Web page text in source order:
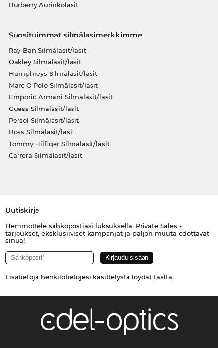
Burberry Aurinkolasit
Suosituimmat silmälasimerkkimme
Ray-Ban Silmälasit/lasit
Oakley Silmälasit/lasit
Humphreys Silmälasit/lasit
Marc O Polo Silmälasit/lasit
Emporio Armani Silmälasit/lasit
Guess Silmälasit/lasit
Persol Silmälasit/lasit
Boss Silmälasit/lasit
Tommy Hilfiger Silmälasit/lasit
Carrera Silmälasit/lasit
Uutiskirje
Hemmottele sähköpostiasi luksuksella. Private Sales -
tarjoukset, eksklusiiviset kampanjat ja paljon muuta odottavat
sinua!
Lisätietoja henkilötietojesi käsittelystä löydät täältä.